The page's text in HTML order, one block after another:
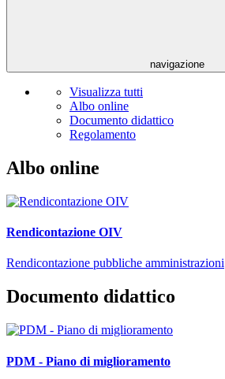
navigazione
Visualizza tutti
Albo online
Documento didattico
Regolamento
Albo online
Rendicontazione OIV
Rendicontazione pubbliche amministrazioni
Documento didattico
PDM - Piano di miglioramento